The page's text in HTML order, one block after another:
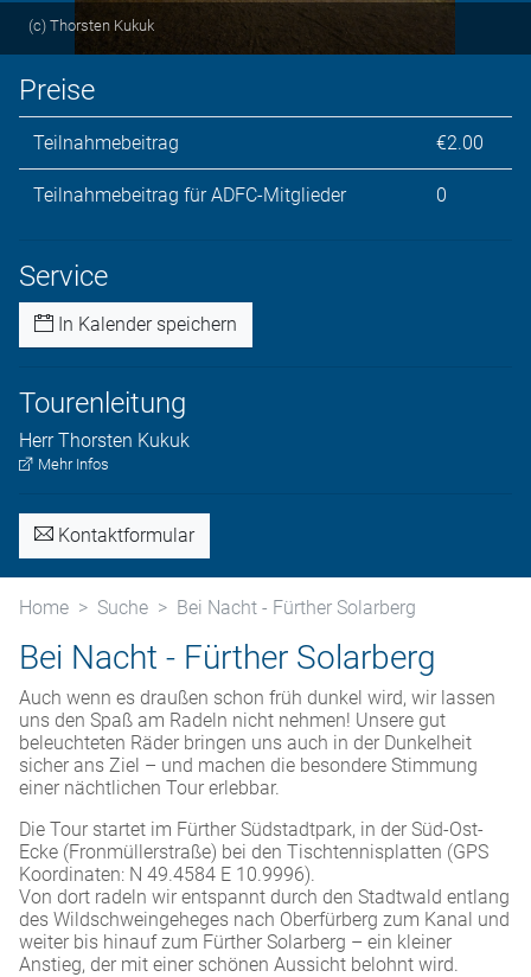
(c) Thorsten Kukuk
Preise
Teilnahmebeitrag €2.00
Teilnahmebeitrag für ADFC-Mitglieder 0
Service
In Kalender speichern
Tourenleitung
Herr Thorsten Kukuk
Mehr Infos
Kontaktformular
Home Suche Bei Nacht - Fürther Solarberg
Bei Nacht - Fürther Solarberg
Auch wenn es draußen schon früh dunkel wird, wir lassen
uns den Spaß am Radeln nicht nehmen! Unsere gut
beleuchteten Räder bringen uns auch in der Dunkelheit
sicher ans Ziel – und machen die besondere Stimmung
einer nächtlichen Tour erlebbar.
Die Tour startet im Fürther Südstadtpark, in der Süd-Ost-
Ecke (Fronmüllerstraße) bei den Tischtennisplatten (GPS
Koordinaten: N 49.4584 E 10.9996).
Von dort radeln wir entspannt durch den Stadtwald entlang
des Wildschweingeheges nach Oberfürberg zum Kanal und
weiter bis hinauf zum Fürther Solarberg – ein kleiner
Anstieg, der mit einer schönen Aussicht belohnt wird.